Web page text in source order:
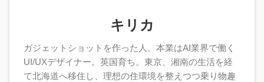
キリカ
ガジェットショットを作った人。本業はAI業界で働く
UI/UXデザイナー。英国育ち。東京、湘南の生活を経
て北海道へ移住し、理想の住環境を整えつつ乗り物趣